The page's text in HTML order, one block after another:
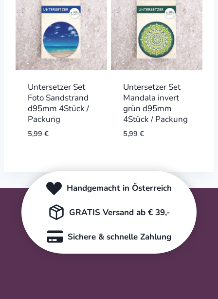
Untersetzer Set
Foto Sandstrand
d95mm 4Stück /
Packung
5,99 €
Untersetzer Set
Mandala invert
grün d95mm
4Stück / Packung
5,99 €
Handgemacht in Österreich
GRATIS Versand ab € 39,-
Sichere & schnelle Zahlung